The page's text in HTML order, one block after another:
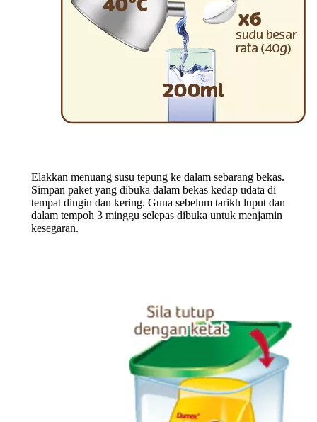
Elakkan menuang susu tepung ke dalam sebarang bekas.
Simpan paket yang dibuka dalam bekas kedap udata di
tempat dingin dan kering. Guna sebelum tarikh luput dan
dalam tempoh 3 minggu selepas dibuka untuk menjamin
kesegaran.